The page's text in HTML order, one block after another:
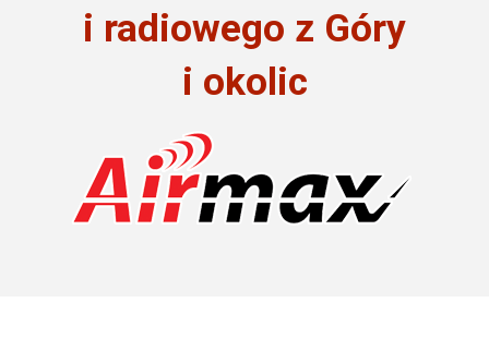
i radiowego z Góry
i okolic